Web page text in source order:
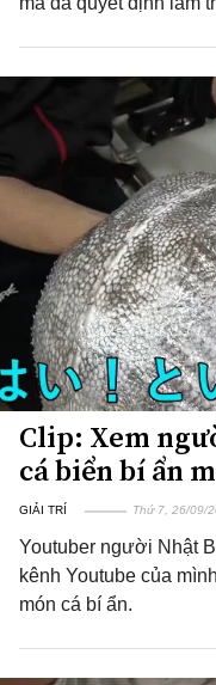
Clip: Xem
cá biển bí ẩn
GIẢI TRÍ Thứ 7, 26/09/
Youtuber người Nhật
kênh Youtube của
món cá bí ẩn.